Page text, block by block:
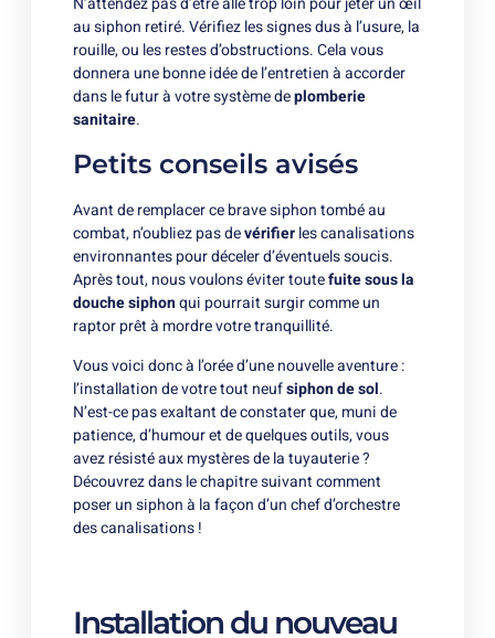
au siphon retiré. Vérifiez les signes dus à l’usure, la
rouille, ou les restes d’obstructions. Cela vous
donnera une bonne idée de l’entretien à accorder
dans le futur à votre système deplomberie
sanitaire.
Petits conseils avisés
Avant de remplacer ce brave siphon tombé au
combat, n’oubliez pas devérifierles canalisations
environnantes pour déceler d’éventuels soucis.
Après tout, nous voulons éviter toutefuite sous la
douche siphonqui pourrait surgir comme un
raptor prêt à mordre votre tranquillité.
Vous voici donc à l’orée d’une nouvelle aventure :
l’installation de votre tout neufsiphon de sol.
N’est-ce pas exaltant de constater que, muni de
patience, d’humour et de quelques outils, vous
avez résisté aux mystères de la tuyauterie ?
Découvrez dans le chapitre suivant comment
poser un siphon à la façon d’un chef d’orchestre
des canalisations !
Installation du nouveau